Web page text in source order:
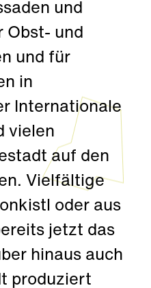
und
Obst- und
und für
in
Internationale
vielen
auf den
Vielfältige
oder aus
jetzt das
hinaus auch
produziert